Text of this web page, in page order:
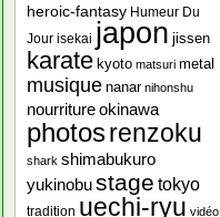
heroic-fantasy Humeur Du
Jour isekai japon jissen
karate kyoto matsuri metal
musique nanar nihonshu
nourriture okinawa
photosrenzoku
shark shimabukuro
yukinobu stage tokyo
tradition uechi-ryu vidéo